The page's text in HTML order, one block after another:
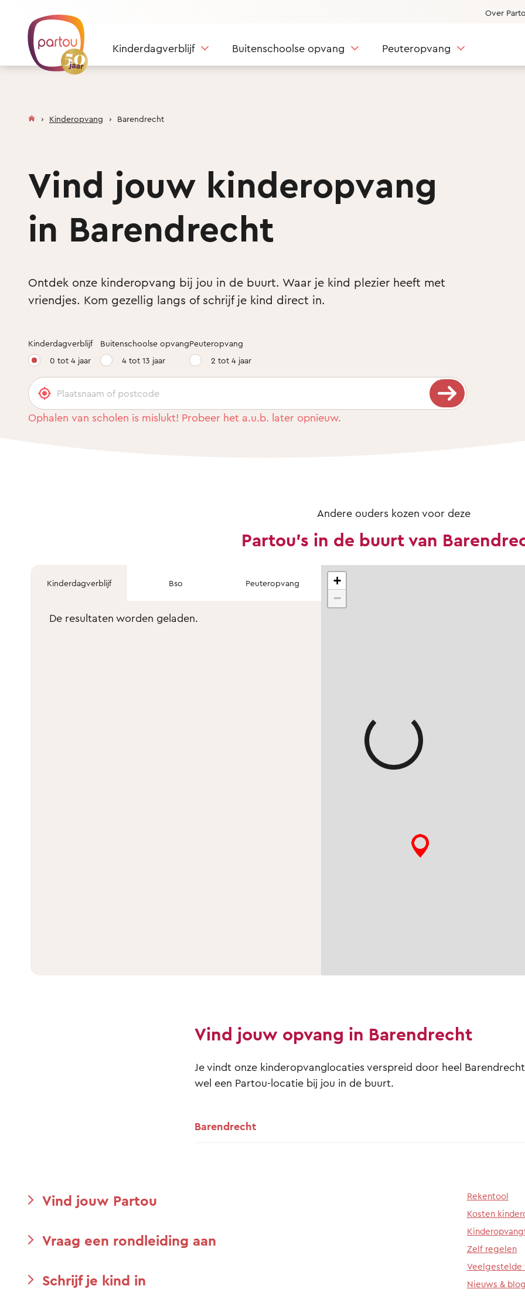
Over
Kinderdagverblijf Buitenschoolse opvang Peuteropvang
Kinderopvang Barendrecht
Vind jouw kinderopvang
in Barendrecht
Ontdek onze kinderopvang bij jou in de buurt. Waar je kind plezier heeft met
vriendjes. Kom gezellig langs of schrijf je kind direct in.
Kinderdagverblijf
0 tot 4 jaar
Buitenschoolse opvang
4 tot 13 jaar
Peuteropvang
2 tot 4 jaar
Ophalen van scholen is mislukt! Probeer het a.u.b. later opnieuw.
Andere ouders kozen voor deze
Partou's in de buurt van
Kinderdagverblijf Bso Peuteropvang
De resultaten worden geladen.
+
−
Vind jouw opvang in Barendrecht
Je vindt onze kinderopvanglocaties verspreid door heel
wel een Partou-locatie bij jou in de buurt.
Barendrecht
Vind jouw Partou
Vraag een rondleiding aan
Schrijf je kind in
Rekentool
Kosten
Zelf regelen
Veelgestelde
Nieuws &